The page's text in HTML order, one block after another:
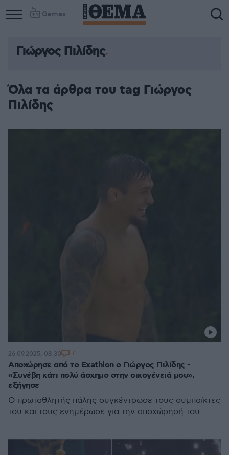
Games
Γιώργος Πιλίδης
Όλα τα άρθρα του tag Γιώργος
Πιλίδης
Αποχώρησε από το Exathlon ο Γιώργος Πιλίδης -
«Συνέβη κάτι πολύ άσχημο στην οικογένειά μου»,
εξήγησε
Ο πρωταθλητής πάλης συγκέντρωσε τους συμπαίκτες
του και τους ενημέρωσε για την αποχώρησή του
26.09.2025, 08:30 7